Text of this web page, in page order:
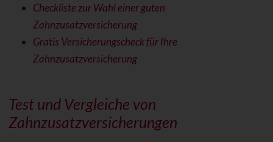
Checkliste zur Wahl einer guten
Zahnzusatzversicherung
Gratis Versicherungscheck für Ihre
Zahnzusatzversicherung
Test und Vergleiche von
Zahnzusatzversicherungen